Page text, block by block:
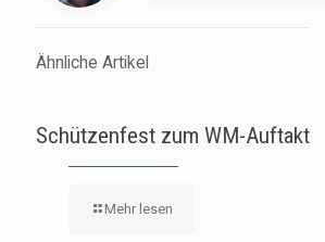
Ähnliche Artikel
Schützenfest zum WM-Auftakt
Mehr lesen